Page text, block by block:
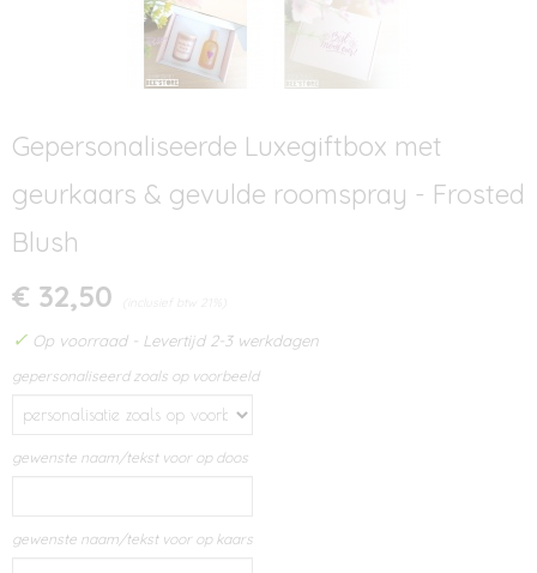
Gepersonaliseerde Luxegiftbox met
geurkaars & gevulde roomspray - Frosted
Blush
€ 32,50 (inclusief btw 21%)
✓ Op voorraad - Levertijd 2-3 werkdagen
gepersonaliseerd zoals op voorbeeld
gewenste naam/tekst voor op doos
gewenste naam/tekst voor op kaars